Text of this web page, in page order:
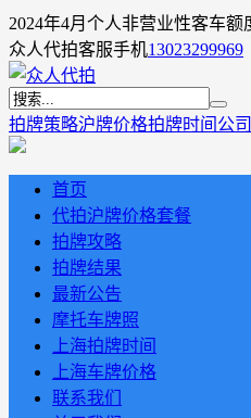
2024年4月个人非营业性客车额
众人代拍客服手机13023299969
拍牌策略沪牌价格拍牌时间 公
首页
代拍沪牌价格套餐
拍牌攻略
拍牌结果
最新公告
摩托车牌照
上海拍牌时间
上海车牌价格
联系我们